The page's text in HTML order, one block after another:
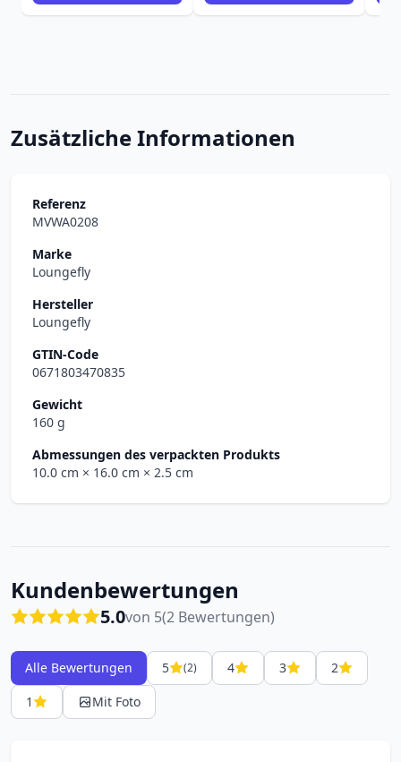
Zusätzliche Informationen
Referenz
MVWA0208
Marke
Loungefly
Hersteller
Loungefly
GTIN-Code
0671803470835
Gewicht
160 g
Abmessungen des verpackten Produkts
10.0 cm × 16.0 cm × 2.5 cm
Kundenbewertungen
5.0von 5(2 Bewertungen)
Alle Bewertungen 5 (2) 4 3
2
1
Mit Foto